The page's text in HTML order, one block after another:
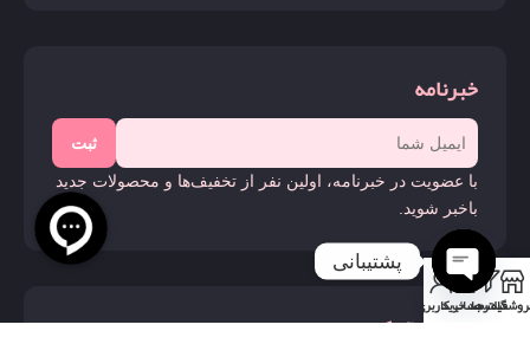
خبرنامه
ثبت
با عضویت در خبرنامه، اولین نفر از تخفیف‌ها و محصولات جدید
باخبر شوید.
ما را دنبال کنید
فیلترها
0
سبد خرید
حساب کاربری من
پشتیبانی
Open